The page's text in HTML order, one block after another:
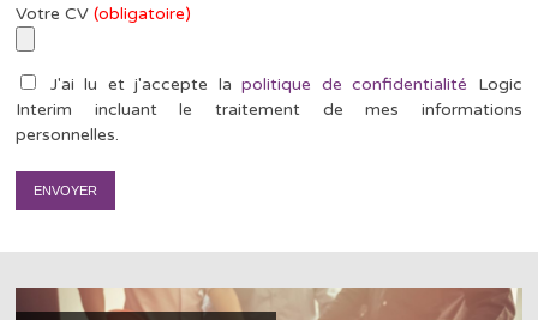
Votre CV(obligatoire)
J'ai lu et j'accepte lapolitique de confidentialité Logic
Interim incluant le traitement de mes informations
personnelles.